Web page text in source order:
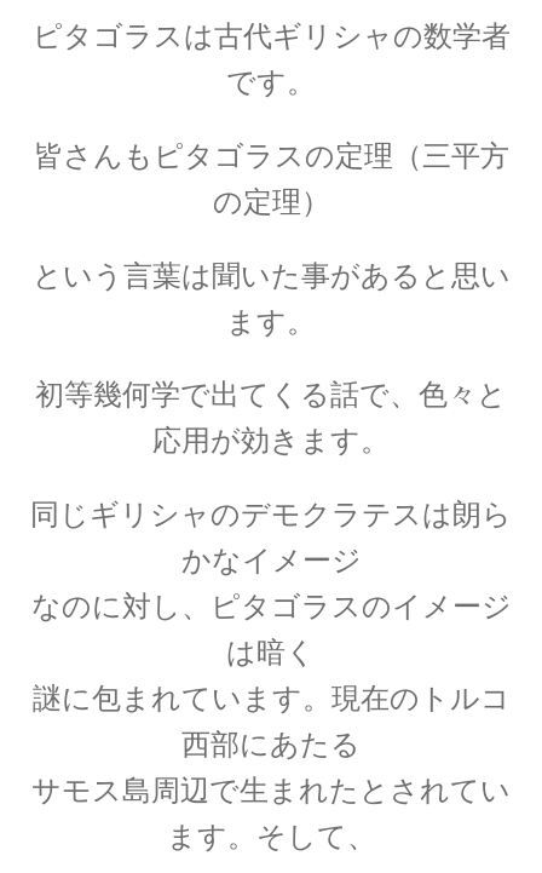
物理学者のまとめ
20世紀生まれの
物理学者の纏め
起電力を法則化】
【トピック】
受勲について
【イギリスの叙勲・など】
A・A・マイケルソン
ピタゴラスは古代ギリシャの数学者
です。
皆さんもピタゴラスの定理（三平方
の定理）
という言葉は聞いた事があると思い
ます。
初等幾何学で出てくる話で、色々と
応用が効きます。
同じギリシャのデモクラテスは朗ら
かなイメージ
なのに対し、ピタゴラスのイメージ
は暗く
謎に包まれています。 現在のトルコ
西部にあたる
サモス島周辺で生まれたとされてい
ます。 そして、